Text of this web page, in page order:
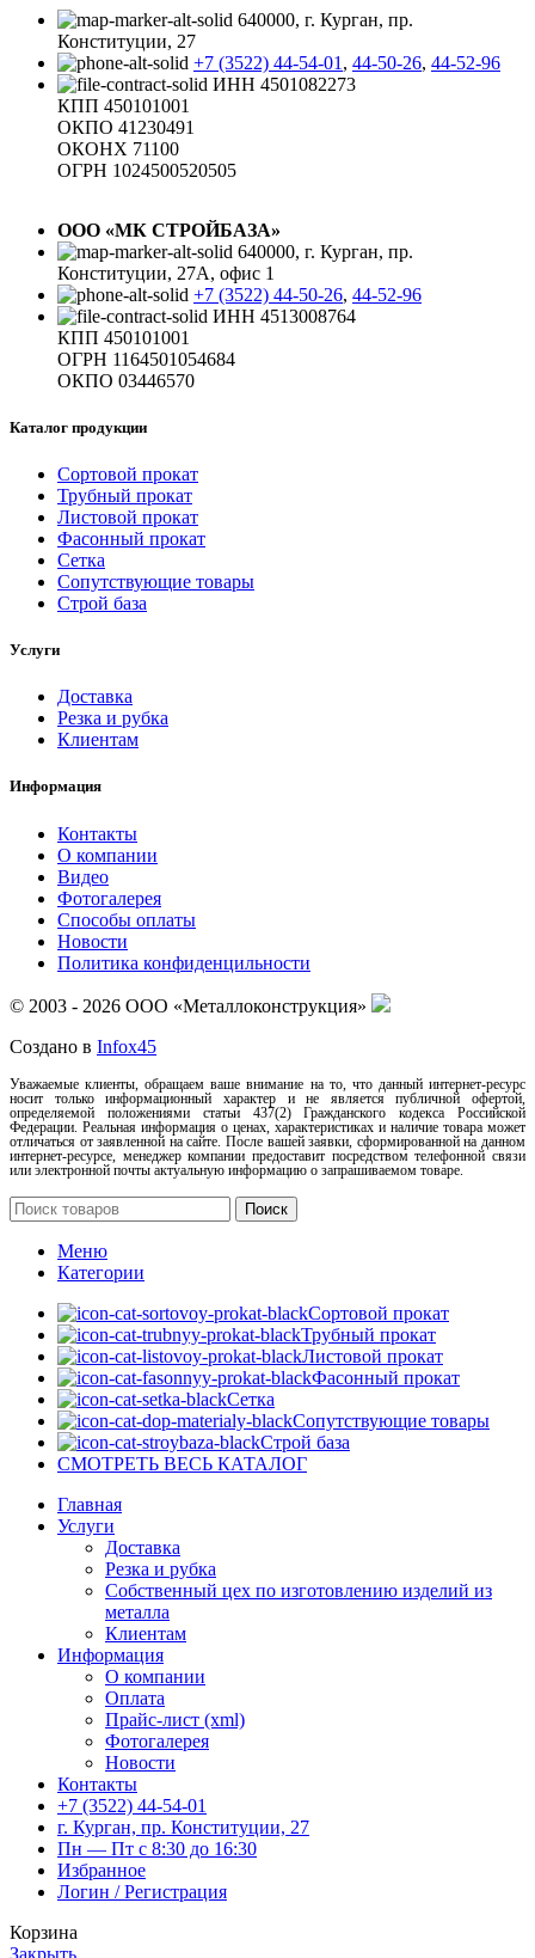
640000, г. Курган, пр.
Конституции, 27
+7 (3522) 44-54-01 , 44-50-26, 44-52-96
ИНН 4501082273
КПП 450101001
ОКПО 41230491
ОКОНХ 71100
ОГРН 1024500520505
ООО «МК СТРОЙБАЗА»
640000, г. Курган, пр.
Конституции, 27А, офис 1
+7 (3522) 44-50-26, 44-52-96
ИНН 4513008764
КПП 450101001
ОГРН 1164501054684
ОКПО 03446570
Каталог продукции
Сортовой прокат
Трубный прокат
Листовой прокат
Фасонный прокат
Сетка
Сопутствующие товары
Строй база
Услуги
Доставка
Резка и рубка
Клиентам
Информация
Контакты
О компании
Видео
Фотогалерея
Способы оплаты
Новости
Политика конфиденцильности
© 2003 - 2026 ООО «Металлоконструкция»
Создано в Infox45
Уважаемые клиенты, обращаем ваше внимание на то, что данный интернет-ресурс
носит только информационный характер и не является публичной офертой,
определяемой положениями статьи 437(2) Гражданского кодекса Российской
Федерации. Реальная информация о ценах, характеристиках и наличие товара может
отличаться от заявленной на сайте. После вашей заявки, сформированной на данном
интернет-ресурсе, менеджер компании предоставит посредством телефонной связи
или электронной почты актуальную информацию о запрашиваемом товаре.
Поиск
Меню
Категории
Сортовой прокат
Трубный прокат
Листовой прокат
Фасонный прокат
Сетка
Сопутствующие товары
Строй база
СМОТРЕТЬ ВЕСЬ КАТАЛОГ
Главная
Услуги
Доставка
Резка и рубка
Собственный цех по изготовлению изделий из
металла
Клиентам
Информация
О компании
Оплата
Прайс-лист (xml)
Фотогалерея
Новости
Контакты
+7 (3522) 44-54-01
г. Курган, пр. Конституции, 27
Пн — Пт с 8:30 до 16:30
Избранное
Логин / Регистрация
Корзина
Закрыть